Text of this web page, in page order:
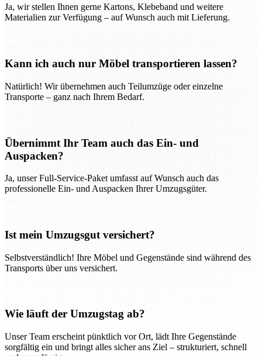
Ja, wir stellen Ihnen gerne Kartons, Klebeband und weitere
Materialien zur Verfügung – auf Wunsch auch mit Lieferung.
Kann ich auch nur Möbel transportieren lassen?
Natürlich! Wir übernehmen auch Teilumzüge oder einzelne
Transporte – ganz nach Ihrem Bedarf.
Übernimmt Ihr Team auch das Ein- und
Auspacken?
Ja, unser Full-Service-Paket umfasst auf Wunsch auch das
professionelle Ein- und Auspacken Ihrer Umzugsgüter.
Ist mein Umzugsgut versichert?
Selbstverständlich! Ihre Möbel und Gegenstände sind während des
Transports über uns versichert.
Wie läuft der Umzugstag ab?
Unser Team erscheint pünktlich vor Ort, lädt Ihre Gegenstände
sorgfältig ein und bringt alles sicher ans Ziel – strukturiert, schnell